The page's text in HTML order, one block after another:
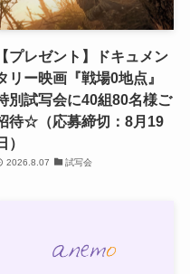
【プレゼント】ドキュメン
リー映画『戦場0地点』
別試写会に40組80名様ご
待☆（応募締切：8月19
）
2026.8.07 試写会